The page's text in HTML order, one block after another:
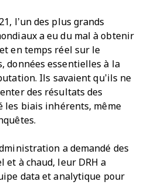
l’un des plus grands
a eu du mal à obtenir
en temps réel sur le
données essentielles à la
Ils savaient qu’ils ne
des résultats des
les biais inhérents, même
a demandé des
et à chaud, leur DRH a
data et analytique pour